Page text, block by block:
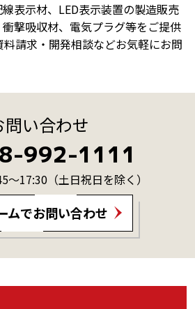
表示材、LED表示装置の製造販売
撃吸収材、電気プラグ等をご提供
料請求・開発相談などお気軽にお問
問い合わせ
992-1111
～17:30（土日祝日を除く）
ムでお問い合わせ